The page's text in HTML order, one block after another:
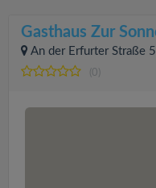
Gasthaus Zur
An der Erfurter Straße
(0)